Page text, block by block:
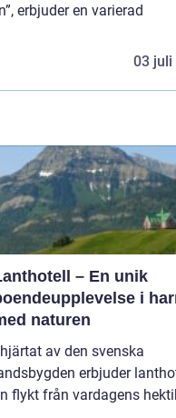
erbjuder en varierad
03 juli
– En unik
i
naturen
av den svenska
erbjuder
flykt från vardagens